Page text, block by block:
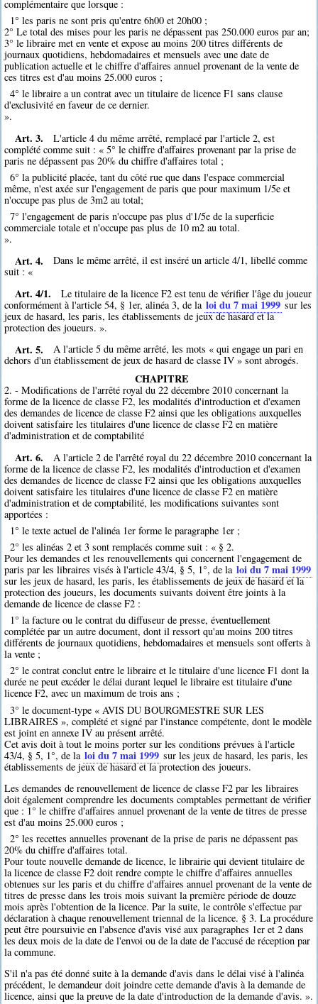
complémentaire que lorsque :
1° les paris ne sont pris qu'entre 6h00 et 20h00 ;
2° Le total des mises pour les paris ne dépassent pas 250.000 euros par an;
3° le libraire met en vente et expose au moins 200 titres différents de
journaux quotidiens, hebdomadaires et mensuels avec une date de
publication actuelle et le chiffre d'affaires annuel provenant de la vente de
ces titres est d'au moins 25.000 euros ;
4° le libraire a un contrat avec un titulaire de licence F1 sans clause
d'exclusivité en faveur de ce dernier.
».
Art. 3.
L'article 4 du même arrêté, remplacé par l'article 2, est
complété comme suit : « 5° le chiffre d'affaires provenant par la prise de
paris ne dépassent pas 20% du chiffre d'affaires total ;
6° la publicité placée, tant du côté rue que dans l'espace commercial
même, n'est axée sur l'engagement de paris que pour maximum 1/5e et
n'occupe pas plus de 3m2 au total;
7° l'engagement de paris n'occupe pas plus d'1/5e de la superficie
commerciale totale et n'occupe pas plus de 10 m2 au total.
».
Art. 4.
Dans le même arrêté, il est inséré un article 4/1, libellé comme
suit : «
Art. 4/1.
Le titulaire de la licence F2 est tenu de vérifier l'âge du joueur
conformément à l'article 54, § 1er, alinéa 3, de la loi du 7 mai 1999 sur les
jeux de hasard, les paris, les établissements de jeux de hasard et la
protection des joueurs. ».
Art. 5.
A l'article 5 du même arrêté, les mots « qui engage un pari en
dehors d'un établissement de jeux de hasard de classe IV » sont abrogés.
CHAPITRE
2. - Modifications de l'arrêté royal du 22 décembre 2010 concernant la
forme de la licence de classe F2, les modalités d'introduction et d'examen
des demandes de licence de classe F2 ainsi que les obligations auxquelles
doivent satisfaire les titulaires d'une licence de classe F2 en matière
d'administration et de comptabilité
Art. 6.
A l'article 2 de l'arrêté royal du 22 décembre 2010 concernant la
forme de la licence de classe F2, les modalités d'introduction et d'examen
des demandes de licence de classe F2 ainsi que les obligations auxquelles
doivent satisfaire les titulaires d'une licence de classe F2 en matière
d'administration et de comptabilité, les modifications suivantes sont
apportées :
1° le texte actuel de l'alinéa 1er forme le paragraphe 1er ;
2° les alinéas 2 et 3 sont remplacés comme suit : « § 2.
Pour les demandes et les renouvellements qui concernent l'engagement de
paris par les libraires visés à l'article 43/4, § 5, 1°, de la loi du 7 mai 1999
sur les jeux de hasard, les paris, les établissements de jeux de hasard et la
protection des joueurs, les documents suivants doivent être joints à la
demande de licence de classe F2 :
1° la facture ou le contrat du diffuseur de presse, éventuellement
complétée par un autre document, dont il ressort qu'au moins 200 titres
différents de journaux quotidiens, hebdomadaires et mensuels sont offerts à
la vente ;
2° le contrat conclut entre le libraire et le titulaire d'une licence F1 dont la
durée ne peut excéder le délai durant lequel le libraire est titulaire d'une
licence F2, avec un maximum de trois ans ;
3° le document-type « AVIS DU BOURGMESTRE SUR LES
LIBRAIRES », complété et signé par l'instance compétente, dont le modèle
est joint en annexe IV au présent arrêté.
Cet avis doit à tout le moins porter sur les conditions prévues à l'article
43/4, § 5, 1°, de la loi du 7 mai 1999 sur les jeux de hasard, les paris, les
établissements de jeux de hasard et la protection des joueurs.
Les demandes de renouvellement de licence de classe F2 par les libraires
doit également comprendre les documents comptables permettant de vérifier
que : 1° le chiffre d'affaires annuel provenant de la vente de titres de presse
est d'au moins 25.000 euros ;
2° les recettes annuelles provenant de la prise de paris ne dépassent pas
20% du chiffre d'affaires total.
Pour toute nouvelle demande de licence, le librairie qui devient titulaire de
la licence de classe F2 doit rendre compte le chiffre d'affaires annuelles
obtenues sur les paris et du chiffre d'affaires annuel provenant de la vente de
titres de presse dans les trois mois suivant la première période de douze
mois après l'obtention de la licence. Par la suite, le contrôle s'effectue par
déclaration à chaque renouvellement triennal de la licence. § 3. La procédure
peut être poursuivie en l'absence d'avis visé aux paragraphes 1er et 2 dans
les deux mois de la date de l'envoi ou de la date de l'accusé de réception par
la commune.
S'il n'a pas été donné suite à la demande d'avis dans le délai visé à l'alinéa
précédent, le demandeur doit joindre cette demande d'avis à la demande de
licence, ainsi que la preuve de la date d'introduction de la demande d'avis. ».